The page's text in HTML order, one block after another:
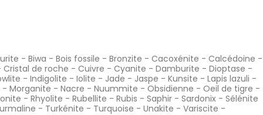
- Biwa - Bois fossile - Bronzite - Cacoxénite - Calcédoine -
Cristal de roche - Cuivre - Cyanite - Damburite - Dioptase -
- Indigolite - Iolite - Jade - Jaspe - Kunsite - Lapis lazuli -
- Morganite - Nacre - Nuummite - Obsidienne - Oeil de tigre -
- Rhyolite - Rubellite - Rubis - Saphir - Sardonix - Sélénite
- Turkénite - Turquoise - Unakite - Variscite -